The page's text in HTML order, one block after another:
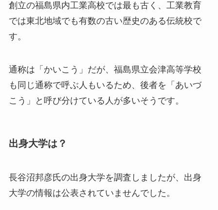
創立の福島県内工業高校では最も古く、工業教育
では東北地域でも有数の古い歴史のある伝統校で
す。
通称は「かいこう」だが、福島県立会津高等学校
も同じ通称で呼ぶ人もいるため、後者を「あいづ
こう」と呼び分けている人が多いそうです。
出身大学は？
長谷沼邦彦氏の出身大学を調査しましたが、 出身
大学の情報は公表されていませんでした。